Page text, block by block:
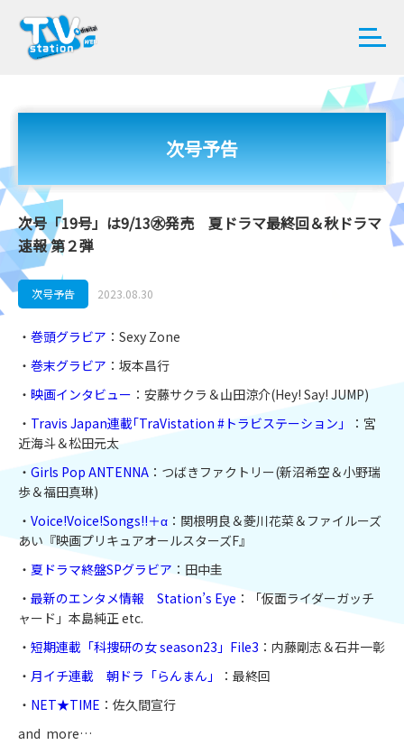
次号予告
次号「19号」は9/13㊌発売 夏ドラマ最終回＆秋ドラマ
速報 第２弾
次号予告 2023.08.30
・ 巻頭グラビア ：Sexy Zone
・ 巻末グラビア ：坂本昌行
・ 映画インタビュー ：安藤サクラ＆山田涼介(Hey! Say! JUMP)
・ Travis Japan連載｢TraVistation #トラビステーション」
：宮
近海斗＆松田元太
・ Girls Pop ANTENNA ：つばきファクトリー(新沼希空＆小野瑞
歩＆福田真琳)
・ Voice!Voice!Songs!!＋α ：関根明良＆菱川花菜＆ファイルーズ
あい『映画プリキュアオールスターズF』
・ 夏ドラマ終盤SPグラビア ：田中圭
・ 最新のエンタメ情報 Station’s Eye ：「仮面ライダーガッチ
ャード」本島純正 etc.
・ 短期連載「科捜研の女 season23」File3 ：内藤剛志＆石井一彰
・ 月イチ連載 朝ドラ「らんまん」
：最終回
・ NET★TIME ：佐久間宣行
and more…